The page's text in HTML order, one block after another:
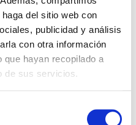
del sitio web con
publicidad y análisis
con otra información
que hayan recopilado a
de sus servicios.